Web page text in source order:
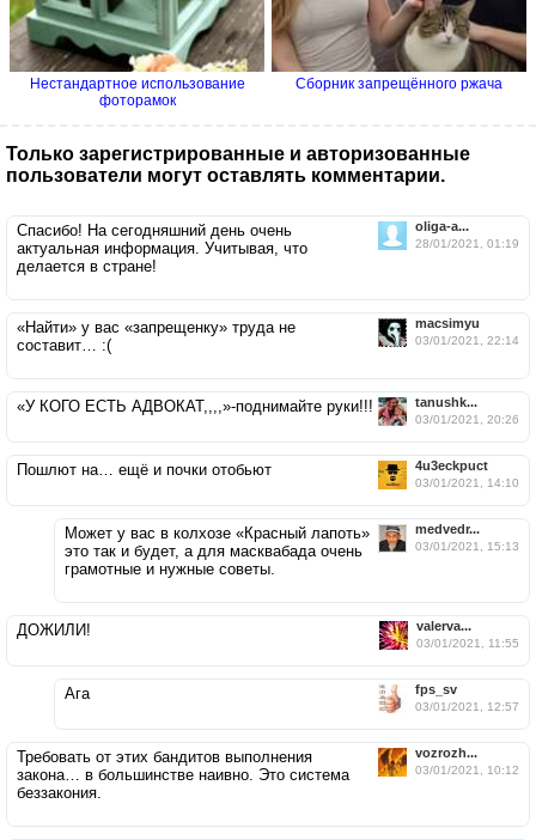
Нестандартное использование
фоторамок
Сборник запрещённого ржача
Только зарегистрированные и авторизованные
пользователи могут оставлять комментарии.
oliga-a...
28/01/2021, 01:19
Спасибо! На сегодняшний день очень
актуальная информация. Учитывая, что
делается в стране!
macsimyu
03/01/2021, 22:14
«Найти» у вас «запрещенку» труда не
составит… :(
tanushk...
03/01/2021, 20:26
«У КОГО ЕСТЬ АДВОКАТ,,,,»-поднимайте руки!!!
4u3eckpuct
03/01/2021, 14:10
Пошлют на… ещё и почки отобьют
medvedr...
03/01/2021, 15:13
Может у вас в колхозе «Красный лапоть»
это так и будет, а для масквабада очень
грамотные и нужные советы.
valerva...
03/01/2021, 11:55
ДОЖИЛИ!
fps_sv
03/01/2021, 12:57
Ага
vozrozh...
03/01/2021, 10:12
Требовать от этих бандитов выполнения
закона… в большинстве наивно. Это система
беззакония.